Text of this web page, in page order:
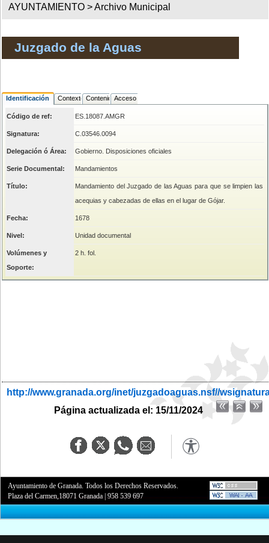
AYUNTAMIENTO >Archivo Municipal
Juzgado de la Aguas
Identificación Contexto ContenidoAcceso
Código de ref: ES.18087.AMGR
Signatura: C.03546.0094
Delegación ó Área: Gobierno. Disposiciones oficiales
Serie Documental: Mandamientos
Título:
Mandamiento del Juzgado de las Aguas para que se limpien las
acequias y cabezadas de ellas en el lugar de Gójar.
Fecha: 1678
Nivel: Unidad documental
Volúmenes y
Soporte:
2 h. fol.
http://www.granada.org/inet/juzgadoaguas.nsf//
Página actualizada el: 15/11/2024
Ayuntamiento de Granada. Todos los Derechos Reservados.
Plaza del Carmen,18071 Granada |958 539 697